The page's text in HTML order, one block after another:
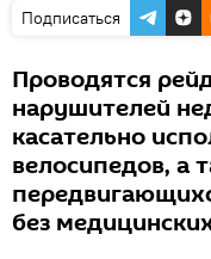
Подписаться
Проводятся
нарушителей
касательно
велосипедов, а
без